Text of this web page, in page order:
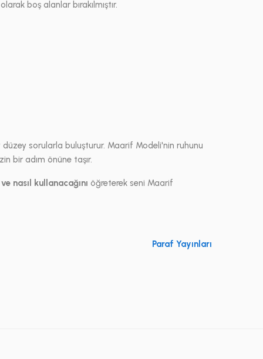
boş alanlar bırakılmıştır.
sorularla buluşturur. Maarif Modeli'nin ruhunu
bir adım önüne taşır.
nasıl kullanacağını öğreterek seni Maarif
Paraf Yayınları